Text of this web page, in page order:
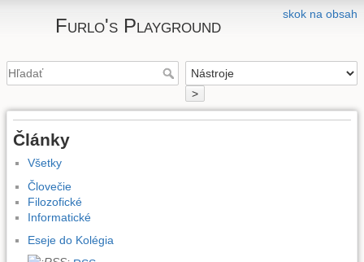
skok na obsah
Furlo's Playground
>
Články
Všetky
Človečie
Filozofické
Informatické
Eseje do Kolégia